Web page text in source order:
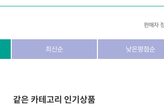
판매자
최신순 낮은평점순
같은 카테고리 인기상품